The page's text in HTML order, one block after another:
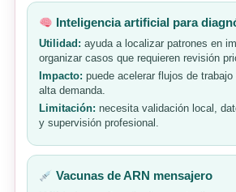
Inteligencia artificial para
Utilidad: ayuda a localizar patrones en
organizar casos que requieren revisión
Impacto: puede acelerar flujos de
alta demanda.
Limitación: necesita validación local,
y supervisión profesional.
Vacunas de ARN mensajero